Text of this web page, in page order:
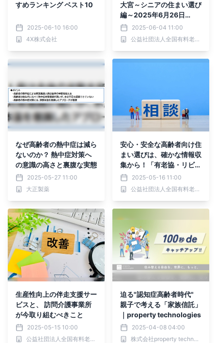
すめランキング ベスト10
2025-06-10 16:00
4X株式会社
大宮～シニアの住まい選び
編～2025年6月26日
（木）！！
2025-06-04 11:00
公益社団法人全国有料老人ホーム協会
なぜ高齢者の熱中症は減ら
ないのか？ 熱中症対策へ
の意識の高さと裏腹な実態
2025-05-27 11:00
大正製薬
安心・安全な高齢者向け住
まい選びは、確かな情報収
集から！「有老協・リビン
グ倶楽部」会員募集！(必
ずもらえる特典のご案内)
2025-05-16 11:00
公益社団法人全国有料老人ホーム協会
生産性向上の伴走支援サー
ビスと、 訪問介護事業所
が今取り組むべきこと
2025-05-15 10:00
公益社団法人全国有料老人ホーム協会
迫る"認知症高齢者時代"
親子で考える「家族信託」
｜property technologies
2025-04-08 04:00
株式会社property technologies